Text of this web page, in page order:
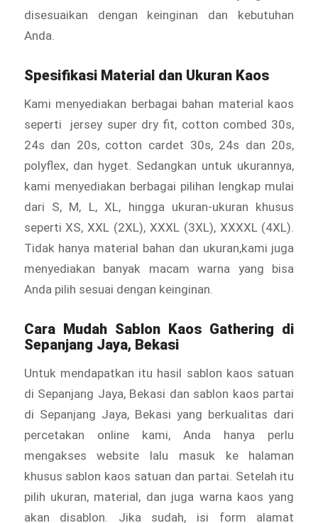
disesuaikan dengan keinginan dan kebutuhan
Anda.
Spesifikasi Material dan Ukuran Kaos
Kami menyediakan berbagai bahan material kaos
seperti jersey super dry fit, cotton combed 30s,
24s dan 20s, cotton cardet 30s, 24s dan 20s,
polyflex, dan hyget. Sedangkan untuk ukurannya,
kami menyediakan berbagai pilihan lengkap mulai
dari S, M, L, XL, hingga ukuran-ukuran khusus
seperti XS, XXL (2XL), XXXL (3XL), XXXXL (4XL).
Tidak hanya material bahan dan ukuran,kami juga
menyediakan banyak macam warna yang bisa
Anda pilih sesuai dengan keinginan.
Cara Mudah Sablon Kaos Gathering di
Sepanjang Jaya, Bekasi
Untuk mendapatkan itu hasil sablon kaos satuan
di Sepanjang Jaya, Bekasi dan sablon kaos partai
di Sepanjang Jaya, Bekasi yang berkualitas dari
percetakan online kami, Anda hanya perlu
mengakses website lalu masuk ke halaman
khusus sablon kaos satuan dan partai. Setelah itu
pilih ukuran, material, dan juga warna kaos yang
akan disablon. Jika sudah, isi form alamat